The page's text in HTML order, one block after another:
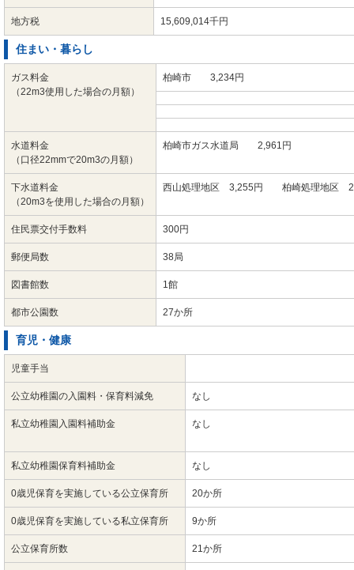
地方税 15,609,014千円
住まい・暮らし
ガス料金
（22m3使用した場合の月額）
柏崎市 3,234円
水道料金
（口径22mmで20m3の月額）
柏崎市ガス水道局 2,961円
下水道料金
（20m3を使用した場合の月額）
西山処理地区 3,255円 柏崎処理地区
住民票交付手数料 300円
郵便局数 38局
図書館数 1館
都市公園数 27か所
育児・健康
児童手当
公立幼稚園の入園料・保育料減免 なし
私立幼稚園入園料補助金 なし
私立幼稚園保育料補助金 なし
0歳児保育を実施している公立保育所 20か所
0歳児保育を実施している私立保育所 9か所
公立保育所数 21か所